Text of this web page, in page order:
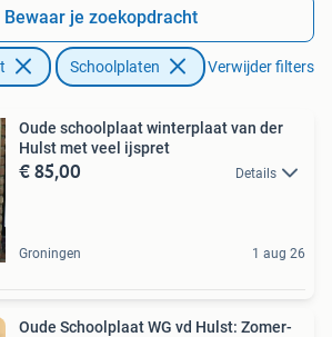
Bewaar je zoekopdracht
Schoolplaten Verwijder filters
Oude schoolplaat winterplaat van der
Hulst met veel ijspret
€ 85,00 Details
Groningen 1 aug 26
Oude Schoolplaat WG vd Hulst: Zomer-